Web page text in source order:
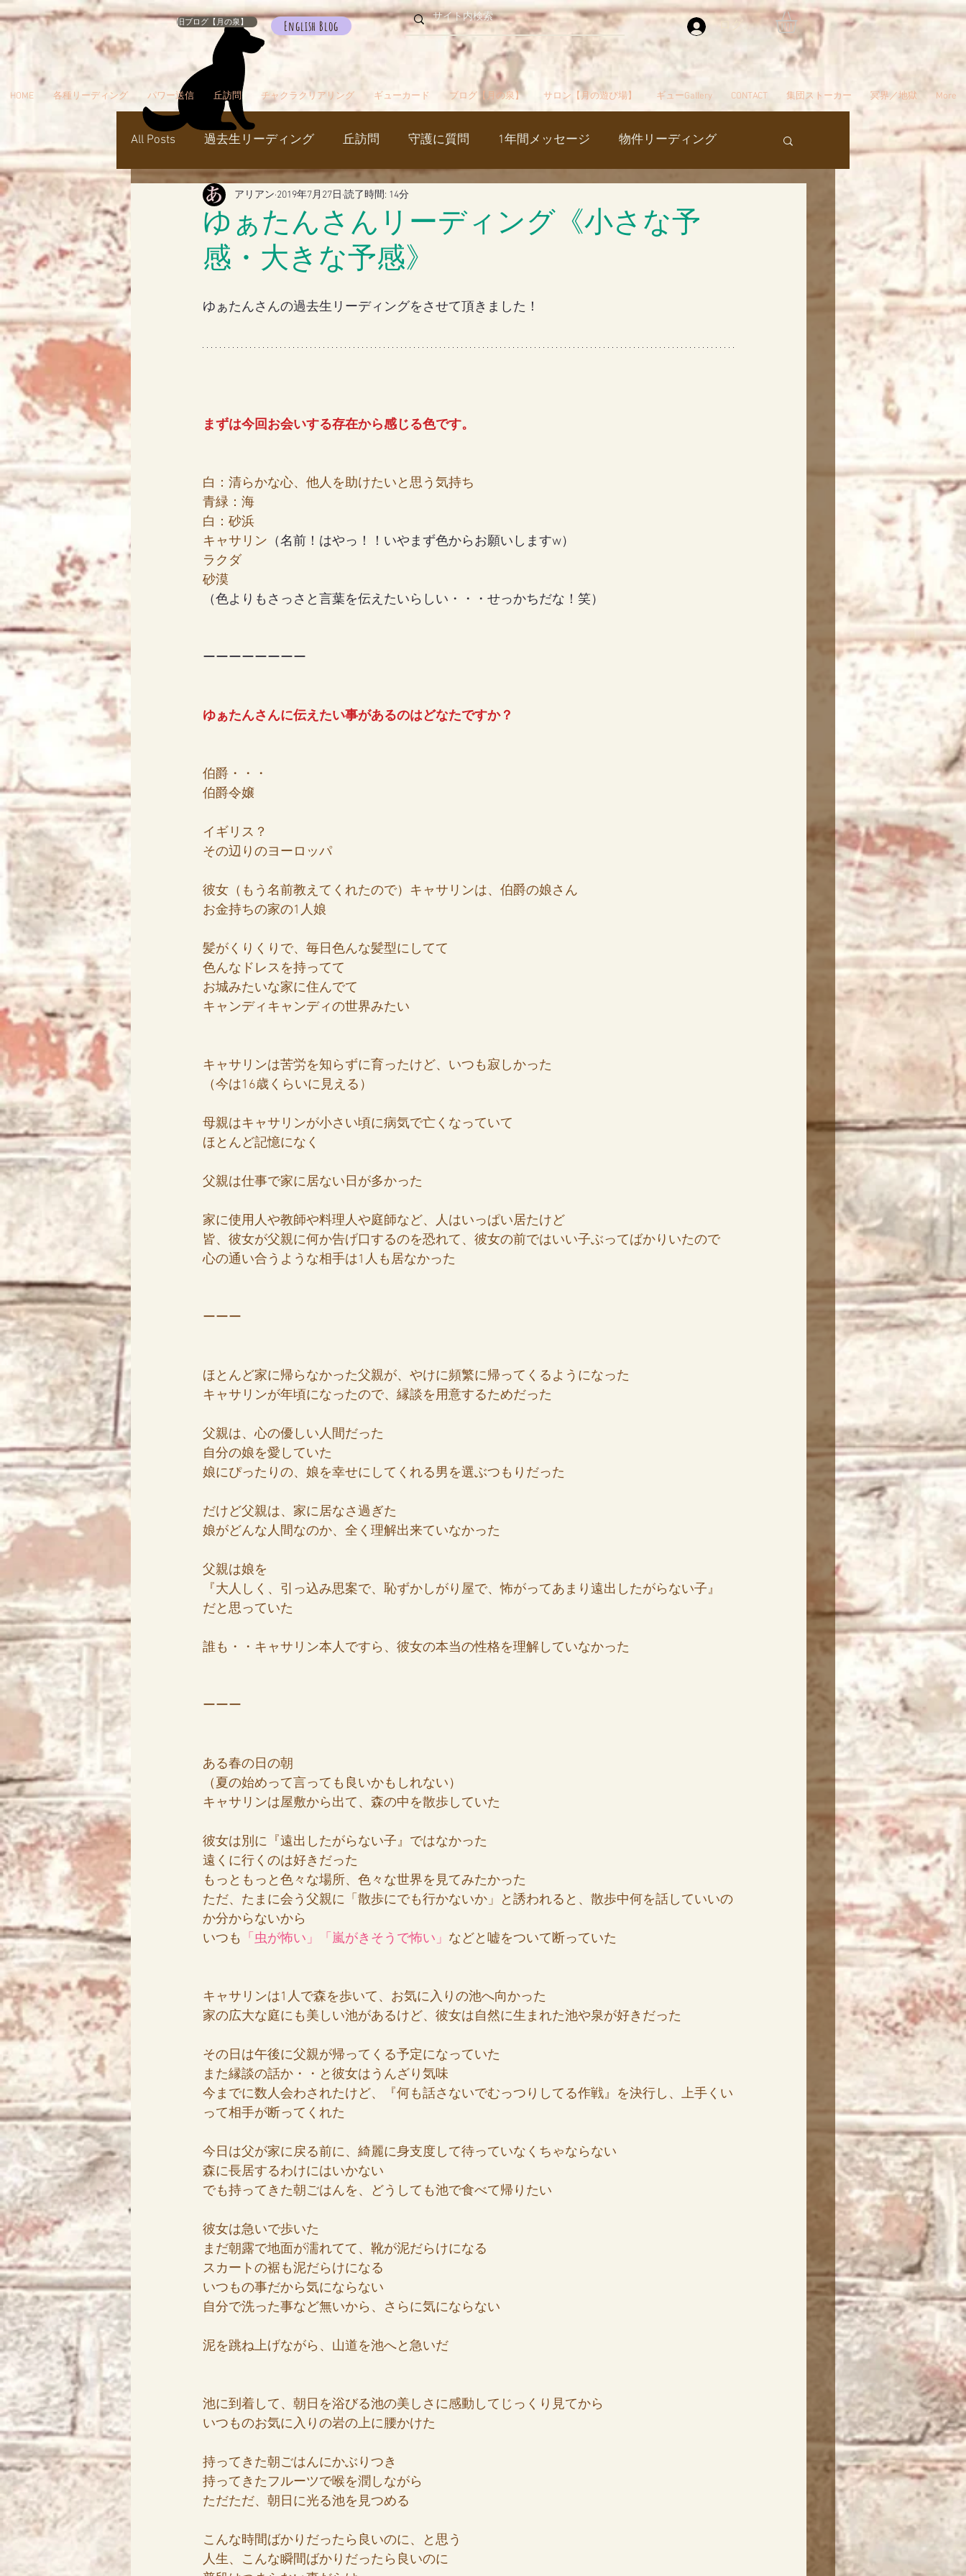
旧ブログ【月の泉】 English Blog ログイン
HOME 各種リーディング パワー送信 丘訪問 チャクラクリアリング ギューカード ブログ【月の泉】 サロン【月の遊び場】 ギューGallery CONTACT 集団ストーカー 冥界／地獄 More
All Posts 過去生リーディング 丘訪問 守護に質問 1年間メッセージ 物件リーディング
パワー送信 冥界 天国 カルマパターン
瞑想でお出かけ 旅／お出かけ ブツブツ言ってるだけ
シャスタ ダンスミュア 覚醒／毒出し 妊娠・出産・不妊
ゆぁたんさんリーディング《小さな予
感・大きな予感》
アリアン 2019年7月27日 読了時間: 14分
ゆぁたんさんの過去生リーディングをさせて頂きました！
まずは今回お会いする存在から感じる色です。
白：清らかな心、他人を助けたいと思う気持ち
青緑：海
白：砂浜
キャサリン （名前！はやっ！！いやまず色からお願いしますw）
ラクダ
砂漠
（色よりもさっさと言葉を伝えたいらしい・・・せっかちだな！笑）
ーーーーーーーー
ゆぁたんさんに伝えたい事があるのはどなたですか？
伯爵・・・
伯爵令嬢
イギリス？
その辺りのヨーロッパ
彼女（もう名前教えてくれたので）キャサリンは、伯爵の娘さん
お金持ちの家の1人娘
髪がくりくりで、毎日色んな髪型にしてて
色んなドレスを持ってて
お城みたいな家に住んでて
キャンディキャンディの世界みたい
キャサリンは苦労を知らずに育ったけど、いつも寂しかった
（今は16歳くらいに見える）
母親はキャサリンが小さい頃に病気で亡くなっていて
ほとんど記憶になく
父親は仕事で家に居ない日が多かった
家に使用人や教師や料理人や庭師など、人はいっぱい居たけど
皆、彼女が父親に何か告げ口するのを恐れて、彼女の前ではいい子ぶってばかりいたので
心の通い合うような相手は1人も居なかった
ーーー
ほとんど家に帰らなかった父親が、やけに頻繁に帰ってくるようになった
キャサリンが年頃になったので、縁談を用意するためだった
父親は、心の優しい人間だった
自分の娘を愛していた
娘にぴったりの、娘を幸せにしてくれる男を選ぶつもりだった
だけど父親は、家に居なさ過ぎた
娘がどんな人間なのか、全く理解出来ていなかった
父親は娘を
『大人しく、引っ込み思案で、恥ずかしがり屋で、怖がってあまり遠出したがらない子』
だと思っていた
誰も・・キャサリン本人ですら、彼女の本当の性格を理解していなかった
ーーー
ある春の日の朝
（夏の始めって言っても良いかもしれない）
キャサリンは屋敷から出て、森の中を散歩していた
彼女は別に『遠出したがらない子』ではなかった
遠くに行くのは好きだった
もっともっと色々な場所、色々な世界を見てみたかった
ただ、たまに会う父親に「散歩にでも行かないか」と誘われると、散歩中何を話していいの
か分からないから
いつも
「虫が怖い」「嵐がきそうで怖い」 などと嘘をついて断っていた
キャサリンは1人で森を歩いて、お気に入りの池へ向かった
家の広大な庭にも美しい池があるけど、彼女は自然に生まれた池や泉が好きだった
その日は午後に父親が帰ってくる予定になっていた
また縁談の話か・・と彼女はうんざり気味
今までに数人会わされたけど、『何も話さないでむっつりしてる作戦』を決行し、上手くい
って相手が断ってくれた
今日は父が家に戻る前に、綺麗に身支度して待っていなくちゃならない
森に長居するわけにはいかない
でも持ってきた朝ごはんを、どうしても池で食べて帰りたい
彼女は急いで歩いた
まだ朝露で地面が濡れてて、靴が泥だらけになる
スカートの裾も泥だらけになる
いつもの事だから気にならない
自分で洗った事など無いから、さらに気にならない
泥を跳ね上げながら、山道を池へと急いだ
池に到着して、朝日を浴びる池の美しさに感動してじっくり見てから
いつものお気に入りの岩の上に腰かけた
持ってきた朝ごはんにかぶりつき
持ってきたフルーツで喉を潤しながら
ただただ、朝日に光る池を見つめる
こんな時間ばかりだったら良いのに、と思う
人生、こんな瞬間ばかりだったら良いのに